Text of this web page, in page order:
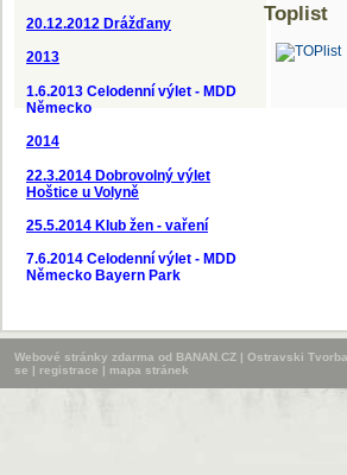
20.12.2012 Drážďany
2013
1.6.2013 Celodenní výlet - MDD
Německo
2014
22.3.2014 Dobrovolný výlet
Hoštice u Volyně
25.5.2014 Klub žen - vaření
7.6.2014 Celodenní výlet - MDD
Německo Bayern Park
Toplist
Webové stránky zdarma od BANAN.CZ | Ostravski
se | registrace | mapa stránek